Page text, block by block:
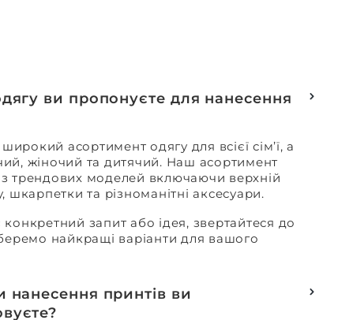
ви пропонуєте для нанесення
асортимент одягу для всієї сім’ї, а
жіночий та дитячий. Наш асортимент
з трендових моделей включаючи верхній
шкарпетки та різноманітні аксесуари.
запит або ідея, звертайтеся до
найкращі варіанти для вашого
нанесення принтів ви